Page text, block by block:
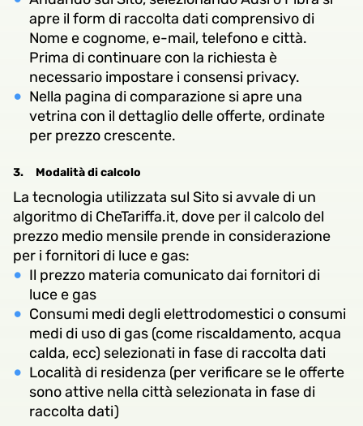
apre il form di raccolta dati comprensivo di
Nome e cognome, e-mail, telefono e città.
Prima di continuare con la richiesta è
necessario impostare i consensi privacy.
Nella pagina di comparazione si apre una
vetrina con il dettaglio delle offerte, ordinate
per prezzo crescente.
3. Modalità di calcolo
La tecnologia utilizzata sul Sito si avvale di un
algoritmo di CheTariffa.it, dove per il calcolo del
prezzo medio mensile prende in considerazione
per i fornitori di luce e gas:
Il prezzo materia comunicato dai fornitori di
luce e gas
Consumi medi degli elettrodomestici o consumi
medi di uso di gas (come riscaldamento, acqua
calda, ecc) selezionati in fase di raccolta dati
Località di residenza (per verificare se le offerte
sono attive nella città selezionata in fase di
raccolta dati)